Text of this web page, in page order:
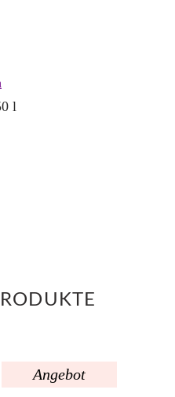
l
Angebot